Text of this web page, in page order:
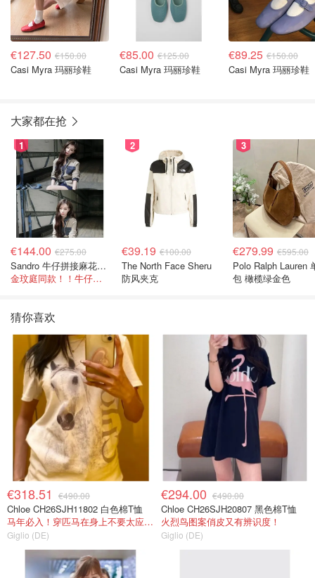
€127.50 €150.00
Casi Myra 玛丽珍鞋
€85.00 €125.00
Casi Myra 玛丽珍鞋
€89.25 €150.00
Casi Myra 玛丽珍鞋
大家都在抢
1
€144.00 €275.00
Sandro 牛仔拼接麻花针织夹克
金玟庭同款！！牛仔拼接超有层次感
2
€39.19 €100.00
The North Face Sheru
防风夹克
3
€279.99 €595.00
Polo Ralph Lauren
包 橄榄绿金色
猜你喜欢
€318.51 €490.00
Chloe CH26SJH11802 白色棉T恤
马年必入！穿匹马在身上不要太应景！
Giglio (DE)
€294.00 €490.00
Chloe CH26SJH20807 黑色棉T恤
火烈鸟图案俏皮又有辨识度！
Giglio (DE)